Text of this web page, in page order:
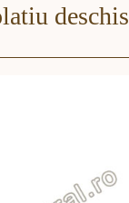
deschis